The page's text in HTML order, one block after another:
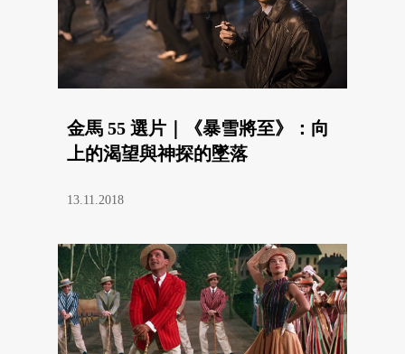
金馬 55 選片｜《暴雪將至》：向
上的渴望與神探的墜落
13.11.2018